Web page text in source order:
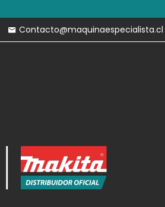
Envíos Gratis por
Contacto@maquinaespecialista.cl